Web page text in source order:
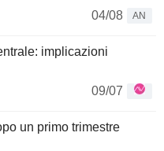
04/08
AN
implicazioni
09/07
un primo trimestre